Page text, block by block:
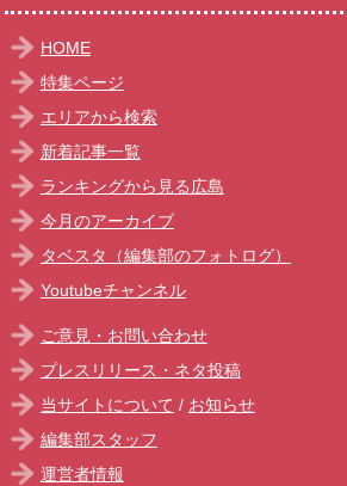
HOME
特集ページ
エリアから検索
新着記事一覧
ランキングから見る広島
今月のアーカイブ
タベスタ（編集部のフォトログ）
Youtubeチャンネル
ご意見・お問い合わせ
プレスリリース・ネタ投稿
当サイトについて / お知らせ
編集部スタッフ
運営者情報